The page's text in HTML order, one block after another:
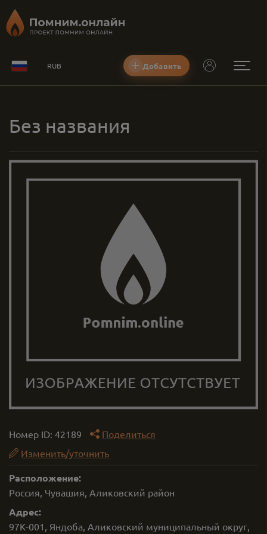
RUB Добавить
Без названия
Номер ID: 42189
Поделиться
Изменить/уточнить
Расположение:
Россия, Чувашия, Аликовский район
Адрес:
97К-001, Яндоба, Аликовский муниципальный округ,